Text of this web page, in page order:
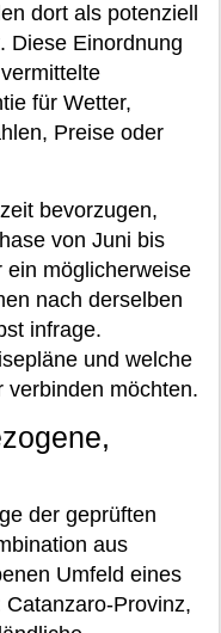
dort als potenziell
Diese Einordnung
für Wetter,
Preise oder
bevorzugen,
von Juni bis
ein möglicherweise
nach derselben
infrage.
und welche
verbinden möchten.
der geprüften
aus
Umfeld eines
Provinz,